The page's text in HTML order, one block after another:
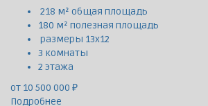
218 м² общая площадь
180 м² полезная площадь
размеры 13х12
3 комнаты
2 этажа
от 10 500 000 ₽
Подробнее